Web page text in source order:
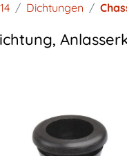
/ Dichtungen /